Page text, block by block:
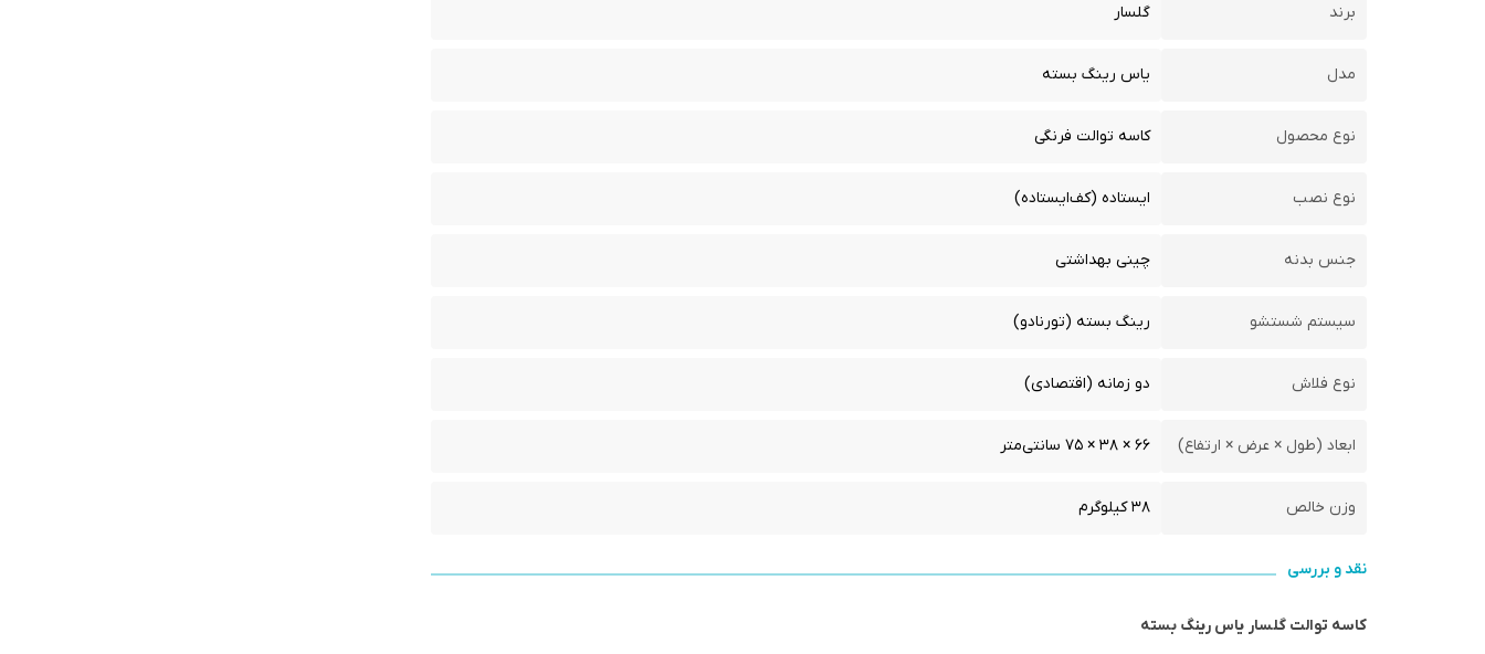
برند گلسار
مدل یاس رینگ بسته
نوع محصول کاسه توالت فرنگی
نوع نصب ایستاده (کف‌ایستاده)
جنس بدنه چینی بهداشتی
سیستم شستشو رینگ بسته (تورنادو)
نوع فلاش دو زمانه (اقتصادی)
ابعاد (طول × عرض × ارتفاع) ۶۶ × ۳۸ × ۷۵ سانتی‌متر
وزن خالص ۳۸ کیلوگرم
نقد و بررسی
کاسه توالت گلسار یاس رینگ بسته